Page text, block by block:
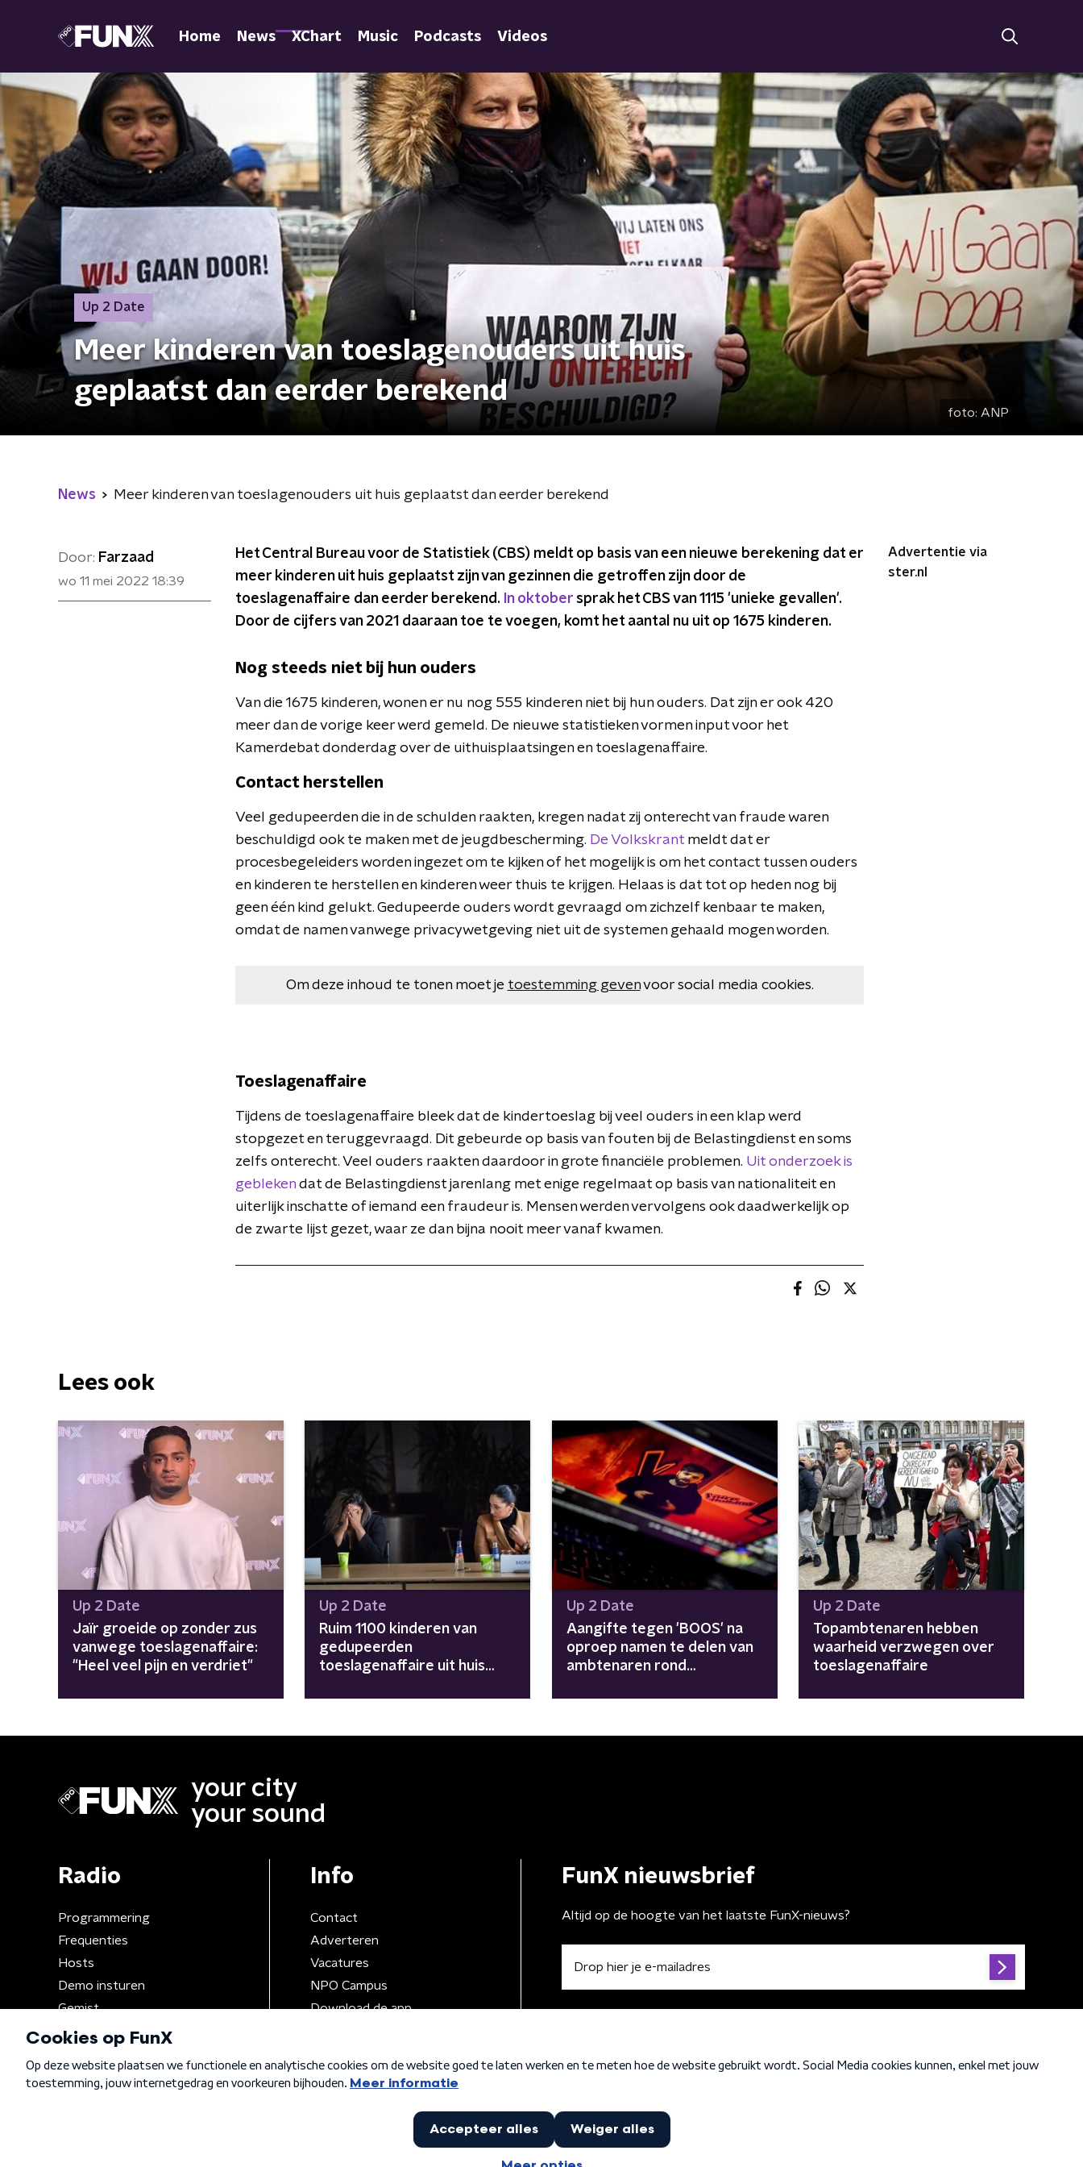
Home News XChart Music Podcasts Videos
Up 2 Date
Meer kinderen van toeslagenouders uit huis
geplaatst dan eerder berekend
foto: ANP
News Meer kinderen van toeslagenouders uit huis geplaatst dan eerder berekend
Door: Farzaad
wo 11 mei 2022 18:39
Het Central Bureau voor de Statistiek (CBS) meldt op basis van een nieuwe berekening dat er
meer kinderen uit huis geplaatst zijn van gezinnen die getroffen zijn door de
toeslagenaffaire dan eerder berekend. In oktober sprak het CBS van 1115 'unieke gevallen'.
Door de cijfers van 2021 daaraan toe te voegen, komt het aantal nu uit op 1675 kinderen.
Nog steeds niet bij hun ouders
Van die 1675 kinderen, wonen er nu nog 555 kinderen niet bij hun ouders. Dat zijn er ook 420
meer dan de vorige keer werd gemeld. De nieuwe statistieken vormen input voor het
Kamerdebat donderdag over de uithuisplaatsingen en toeslagenaffaire.
Contact herstellen
Veel gedupeerden die in de schulden raakten, kregen nadat zij onterecht van fraude waren
beschuldigd ook te maken met de jeugdbescherming. De Volkskrant meldt dat er
procesbegeleiders worden ingezet om te kijken of het mogelijk is om het contact tussen ouders
en kinderen te herstellen en kinderen weer thuis te krijgen. Helaas is dat tot op heden nog bij
geen één kind gelukt. Gedupeerde ouders wordt gevraagd om zichzelf kenbaar te maken,
omdat de namen vanwege privacywetgeving niet uit de systemen gehaald mogen worden.
Om deze inhoud te tonen moet je toestemming gevenvoor social media cookies.
Toeslagenaffaire
Tijdens de toeslagenaffaire bleek dat de kindertoeslag bij veel ouders in een klap werd
stopgezet en teruggevraagd. Dit gebeurde op basis van fouten bij de Belastingdienst en soms
zelfs onterecht. Veel ouders raakten daardoor in grote financiële problemen. Uit onderzoek is
gebleken dat de Belastingdienst jarenlang met enige regelmaat op basis van nationaliteit en
uiterlijk inschatte of iemand een fraudeur is. Mensen werden vervolgens ook daadwerkelijk op
de zwarte lijst gezet, waar ze dan bijna nooit meer vanaf kwamen.
Advertentie via
ster.nl
Lees ook
Up 2 Date
Jaïr groeide op zonder zus
vanwege toeslagenaffaire:
"Heel veel pijn en verdriet"
Up 2 Date
Ruim 1100 kinderen van
gedupeerden
toeslagenaffaire uit huis
Up 2 Date
Aangifte tegen 'BOOS' na
oproep namen te delen van
ambtenaren rond
Up 2 Date
Topambtenaren hebben
waarheid verzwegen over
toeslagenaffaire
your city
your sound
Radio
Programmering
Frequenties
Hosts
Demo insturen
Gemist
Info
Contact
Adverteren
Vacatures
NPO Campus
Download de app
FunX nieuwsbrief
Altijd op de hoogte van het laatste FunX-nieuws?
Algemene voorwaarden Privacybeleid